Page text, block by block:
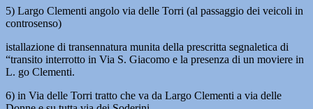
5) Largo Clementi angolo via delle Torri (al passaggio dei veicoli in
controsenso)
istallazione di transennatura munita della prescritta segnaletica di
“transito interrotto in Via S. Giacomo e la presenza di un moviere in
L. go Clementi.
6) in Via delle Torri tratto che va da Largo Clementi a via delle